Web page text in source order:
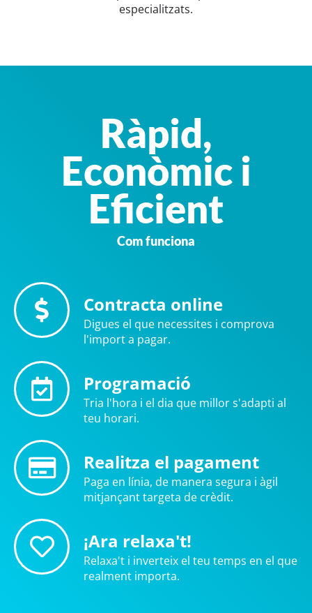
especialitzats.
Ràpid,
Econòmic i
Eficient
Com funciona
Contracta online
Digues el que necessites i comprova
l'import a pagar.
Programació
Tria l'hora i el dia que millor s'adapti al
teu horari.
Realitza el pagament
Paga en línia, de manera segura i àgil
mitjançant targeta de crèdit.
¡Ara relaxa't!
Relaxa't i inverteix el teu temps en el que
realment importa.